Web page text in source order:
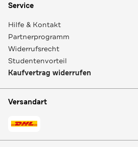
Service
Hilfe & Kontakt
Partnerprogramm
Widerrufsrecht
Studentenvorteil
Kaufvertrag widerrufen
Versandart